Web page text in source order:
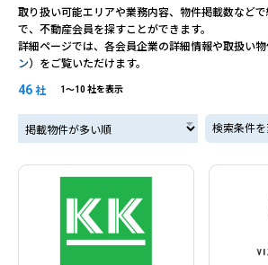
取り扱い可能エリアや業務内容、物件掲載数など
で、不動産会員を探すことができます。
詳細ページでは、各会員企業の詳細情報や取扱い
ン）をご覧いただけます。
46 社 1〜10 社を表示
掲載物件が多い順 検索条件